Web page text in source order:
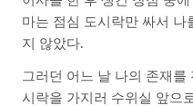
마는 점심 도시락만 싸서
지 않았다.
그러던 어느 날 나의 존재
시락을 가지러 수위실 앞으